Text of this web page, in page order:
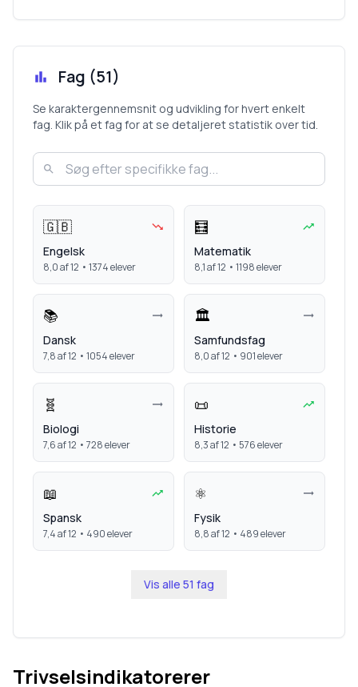
Fag (51)
Se karaktergennemsnit og udvikling for hvert enkelt
fag. Klik på et fag for at se detaljeret statistik over tid.
🇬🇧
Engelsk
8,0af 12 • 1374elever
🧮
Matematik
8,1af 12 • 1198elever
📚
Dansk
7,8af 12 • 1054elever
🏛️
Samfundsfag
8,0af 12 • 901elever
🧬
Biologi
7,6af 12 • 728elever
📜
Historie
8,3af 12 • 576elever
📖
Spansk
7,4af 12 • 490elever
⚛️
Fysik
8,8af 12 • 489elever
Vis alle 51 fag
Trivselsindikatorerer